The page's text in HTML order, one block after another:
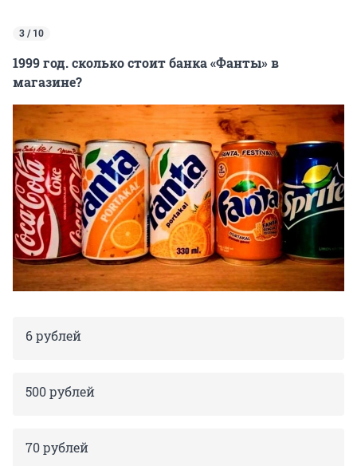
3 / 10
1999 год. сколько стоит банка «Фанты» в
магазине?
6 рублей
500 рублей
70 рублей